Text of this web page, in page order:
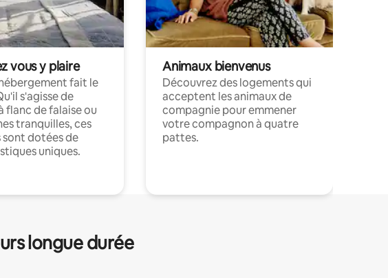
vous y plaire
fait le
s'agisse de
flanc de falaise ou
tranquilles, ces
dotées de
uniques.
Animaux bienvenus
Découvrez des logements qui
acceptent les animaux de
compagnie pour emmener
votre compagnon à quatre
pattes.
longue durée